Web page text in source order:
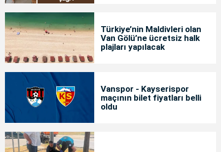
Türkiye’nin Maldivleri olan
Van Gölü’ne ücretsiz halk
plajları yapılacak
Vanspor - Kayserispor
maçının bilet fiyatları belli
oldu